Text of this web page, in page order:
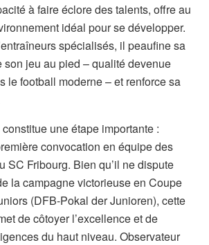
à faire éclore des talents, offre au
idéal pour se développer.
spécialisés, il peaufine sa
son jeu au pied – qualité devenue
le football moderne – et renforce sa
une étape importante :
convocation en équipe des
SC Fribourg. Bien qu’il ne dispute
la campagne victorieuse en Coupe
(DFB-Pokal der Junioren), cette
de côtoyer l’excellence et de
du haut niveau. Observateur